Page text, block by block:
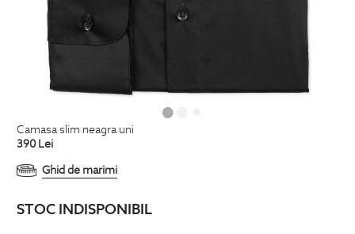
camasa slim neagra uni
390 Lei
Ghid de marimi
STOC INDISPONIBIL